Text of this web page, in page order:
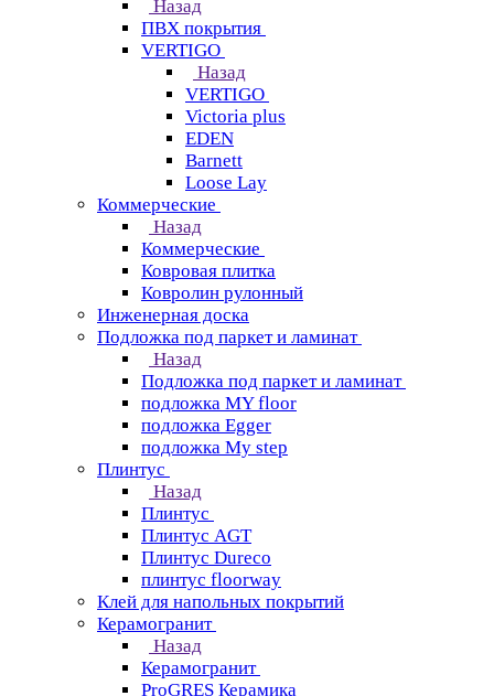
Назад
ПВХ покрытия
VERTIGO
Назад
VERTIGO
Victoria plus
EDEN
Barnett
Loose Lay
Коммерческие
Назад
Коммерческие
Ковровая плитка
Ковролин рулонный
Инженерная доска
Подложка под паркет и ламинат
Назад
Подложка под паркет и ламинат
подложка MY floor
подложка Egger
подложка My step
Плинтус
Назад
Плинтус
Плинтус AGT
Плинтус Dureco
плинтус floorway
Клей для напольных покрытий
Керамогранит
Назад
Керамогранит
ProGRES Керамика